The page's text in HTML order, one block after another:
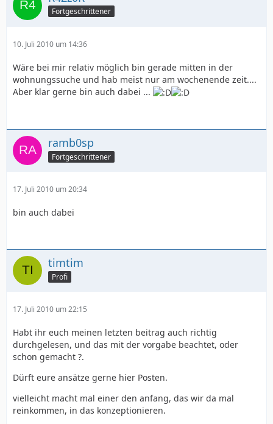
Fortgeschrittener
10. Juli 2010 um 14:36
Wäre bei mir relativ möglich bin gerade mitten in der
wohnungssuche und hab meist nur am wochenende zeit....
Aber klar gerne bin auch dabei ...
ramb0sp
Fortgeschrittener
17. Juli 2010 um 20:34
bin auch dabei
timtim
Profi
17. Juli 2010 um 22:15
Habt ihr euch meinen letzten beitrag auch richtig
durchgelesen, und das mit der vorgabe beachtet, oder
schon gemacht ?.
Dürft eure ansätze gerne hier Posten.
vielleicht macht mal einer den anfang, das wir da mal
reinkommen, in das konzeptionieren.